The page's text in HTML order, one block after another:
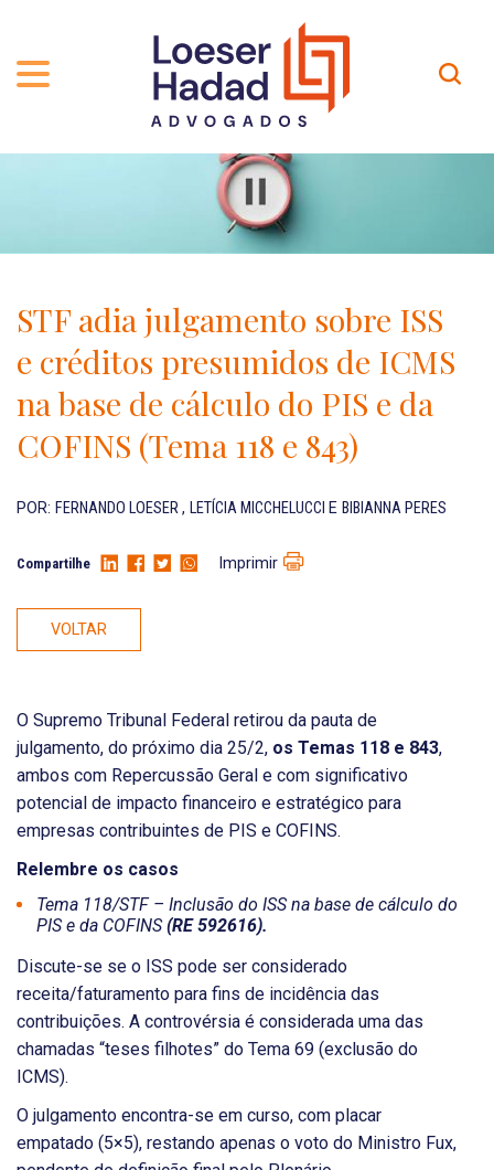
INCLUSÃO E DIVERSIDADE
PRÊMIOS
NOSSA EQUIPE
PROFISSIONAIS
CARREIRA
Contato
Localização
EN-US
STF adia julgamento sobre ISS
e créditos presumidos de ICMS
na base de cálculo do PIS e da
COFINS (Tema 118 e 843)
POR: FERNANDO LOESER, LETÍCIA MICCHELUCCI E BIBIANNA PERES
Compartilhe Imprimir
VOLTAR
O Supremo Tribunal Federal retirou da pauta de
julgamento, do próximo dia 25/2, os Temas 118 e 843,
ambos com Repercussão Geral e com significativo
potencial de impacto financeiro e estratégico para
empresas contribuintes de PIS e COFINS.
Relembre os casos
Tema 118/STF – Inclusão do ISS na base de cálculo do
PIS e da COFINS(RE 592616).
Discute-se se o ISS pode ser considerado
receita/faturamento para fins de incidência das
contribuições. A controvérsia é considerada uma das
chamadas “teses filhotes” do Tema 69 (exclusão do
ICMS).
O julgamento encontra-se em curso, com placar
empatado (5×5), restando apenas o voto do Ministro Fux,